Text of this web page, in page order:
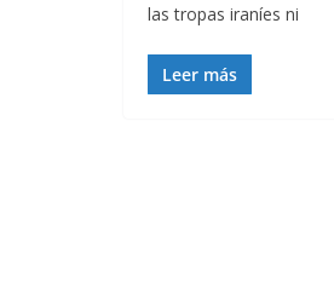
las tropas iraníes ni
Leer más